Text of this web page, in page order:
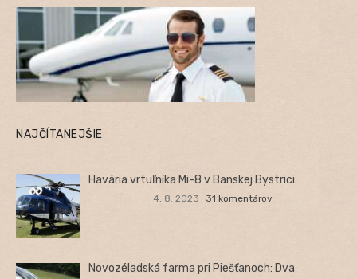
NAJČÍTANEJŠIE
Havária vrtuľníka Mi-8 v Banskej Bystrici
4. 8. 2023 31 komentárov
Novozéladská farma pri Piešťanoch: Dva